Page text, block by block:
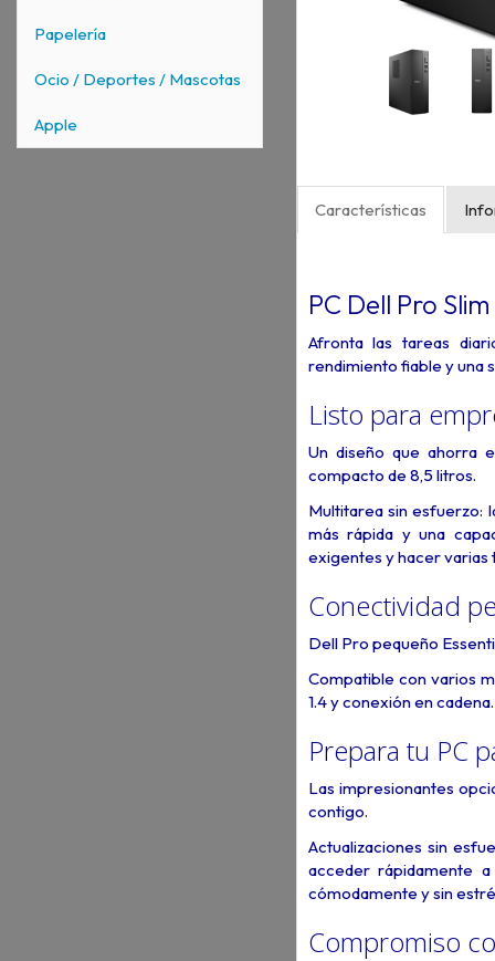
Papelería
Ocio / Deportes / Mascotas
Apple
Características
PC Dell Pro
Afronta las tareas
rendimiento fiable y una
Listo para
Un diseño que ahorra
compacto de 8,5 litros.
Multitarea sin esfuerzo:
más rápida y una
exigentes y hacer varias
Conectividad
Dell Pro pequeño
Compatible con varios
1.4 y conexión en
Prepara tu PC
Las impresionantes
contigo.
Actualizaciones sin
acceder rápidamente
cómodamente y sin
Compromiso